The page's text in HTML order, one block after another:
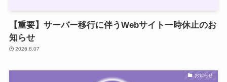
【重要】サーバー移行に伴うWebサイト一時休止のお
知らせ
2026.8.07
お知らせ